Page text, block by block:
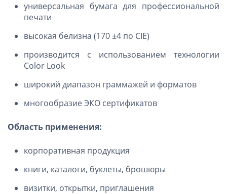
универсальная бумага для профессиональной
печати
высокая белизна (170 ±4 по CIE)
производится с использованием технологии
Color Look
широкий диапазон граммажей и форматов
многообразие ЭКО сертификатов
Область применения:
корпоративная продукция
книги, каталоги, буклеты, брошюры
визитки, открытки, приглашения